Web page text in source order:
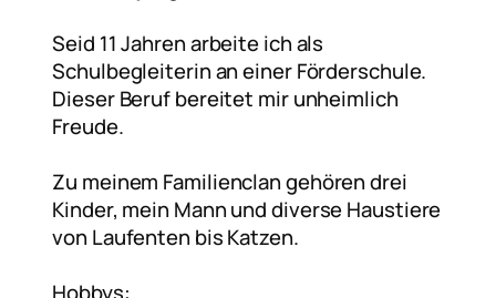
Seid 11 Jahren arbeite ich als
Schulbegleiterin an einer Förderschule.
Dieser Beruf bereitet mir unheimlich
Freude.
Zu meinem Familienclan gehören drei
Kinder, mein Mann und diverse Haustiere
von Laufenten bis Katzen.